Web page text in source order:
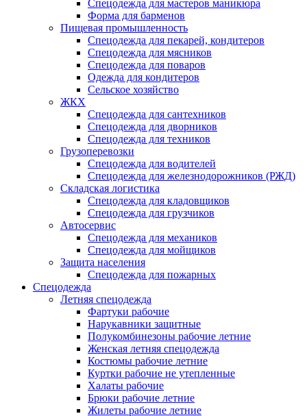
Спецодежда для мастеров маникюра
Форма для барменов
Пищевая промышленность
Спецодежда для пекарей, кондитеров
Спецодежда для мясников
Спецодежда для поваров
Одежда для кондитеров
Сельское хозяйство
ЖКХ
Спецодежда для сантехников
Спецодежда для дворников
Спецодежда для техников
Грузоперевозки
Спецодежда для водителей
Спецодежда для железнодорожников (РЖД)
Складская логистика
Спецодежда для кладовщиков
Спецодежда для грузчиков
Автосервис
Спецодежда для механиков
Спецодежда для мойщиков
Защита населения
Спецодежда для пожарных
Спецодежда
Летняя спецодежда
Фартуки рабочие
Нарукавники защитные
Полукомбинезоны рабочие летние
Женская летняя спецодежда
Костюмы рабочие летние
Куртки рабочие не утепленные
Халаты рабочие
Брюки рабочие летние
Жилеты рабочие летние